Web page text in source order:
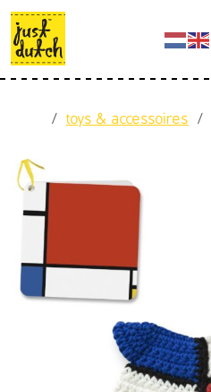
Skip to content
Skip to footer
Hometoys & accessoires